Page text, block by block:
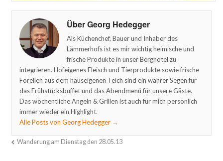
Über Georg Hedegger
Als Küchenchef, Bauer und Inhaber des
Lämmerhofs ist es mir wichtig heimische und
frische Produkte in unser Berghotel zu
integrieren. Hofeigenes Fleisch und Tierprodukte sowie frische
Forellen aus dem hauseigenen Teich sind ein wahrer Segen für
das Frühstücksbuffet und das Abendmenü für unsere Gäste.
Das wöchentliche Angeln & Grillen ist auch für mich persönlich
immer wieder ein Highlight.
Alle Posts von Georg Hedegger →
Wanderung am Dienstag den 28.05.13